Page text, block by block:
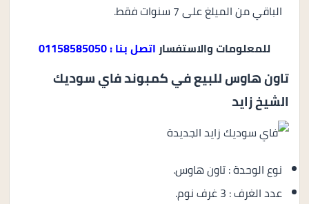
الباقي من الميلغ على 7 سنوات فقط.
للمعلومات والاستفساراتصل بنا : 01158585050
تاون هاوس للبيع في كمبوند فاي سوديك
الشيخ زايد
نوع الوحدة : تاون هاوس.
عدد الغرف : 3 غرف نوم.